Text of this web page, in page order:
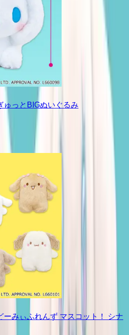
ゅっとBIGぬいぐるみ
ーみぃふれんず マスコット！ シナ